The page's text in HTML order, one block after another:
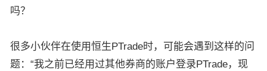
吗？
很多小伙伴在使用恒生PTrade时，可能会遇到这样的问
题：“我之前已经用过其他券商的账户登录PTrade，现